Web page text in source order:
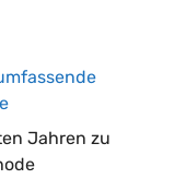
Jahren zu